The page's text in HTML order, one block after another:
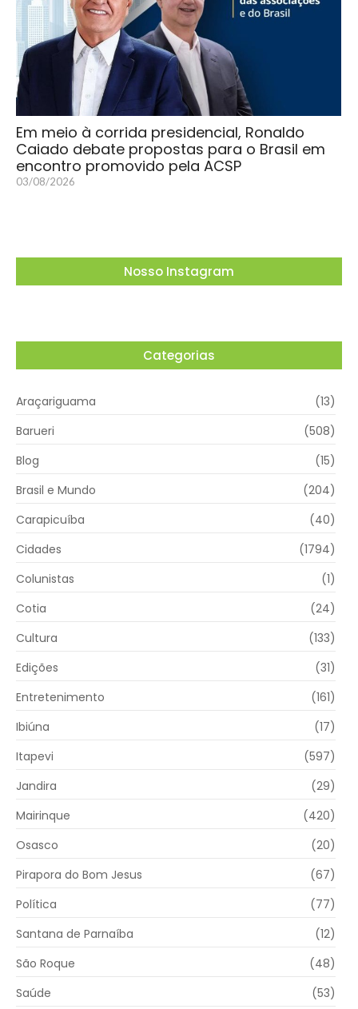
Em meio à corrida presidencial, Ronaldo
Caiado debate propostas para o Brasil em
encontro promovido pela ACSP
03/08/2026
Nosso Instagram
Categorias
Araçariguama
(13)
Barueri
(508)
Blog
(15)
Brasil e Mundo
(204)
Carapicuíba
(40)
Cidades
(1794)
Colunistas
(1)
Cotia
(24)
Cultura
(133)
Edições
(31)
Entretenimento
(161)
Ibiúna
(17)
Itapevi
(597)
Jandira
(29)
Mairinque
(420)
Osasco
(20)
Pirapora do Bom Jesus
(67)
Política
(77)
Santana de Parnaíba
(12)
São Roque
(48)
Saúde
(53)